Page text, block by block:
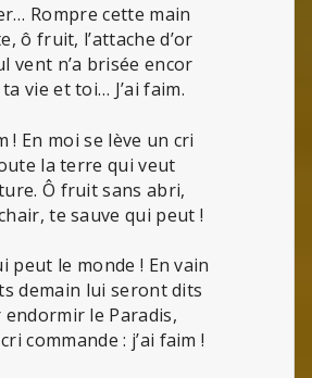
Rompre cette main
ô fruit, l’attache d’or
vent n’a brisée encor
vie et toi… J’ai faim.
! En moi se lève un cri
la terre qui veut
Ô fruit sans abri,
te sauve qui peut !
peut le monde ! En vain
demain lui seront dits
endormir le Paradis,
commande : j’ai faim !